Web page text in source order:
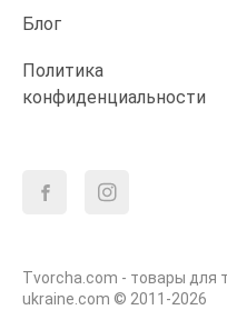
Блог
Политика
конфиденциальности
Tvorcha.com - товары для
ukraine.com © 2011-2026